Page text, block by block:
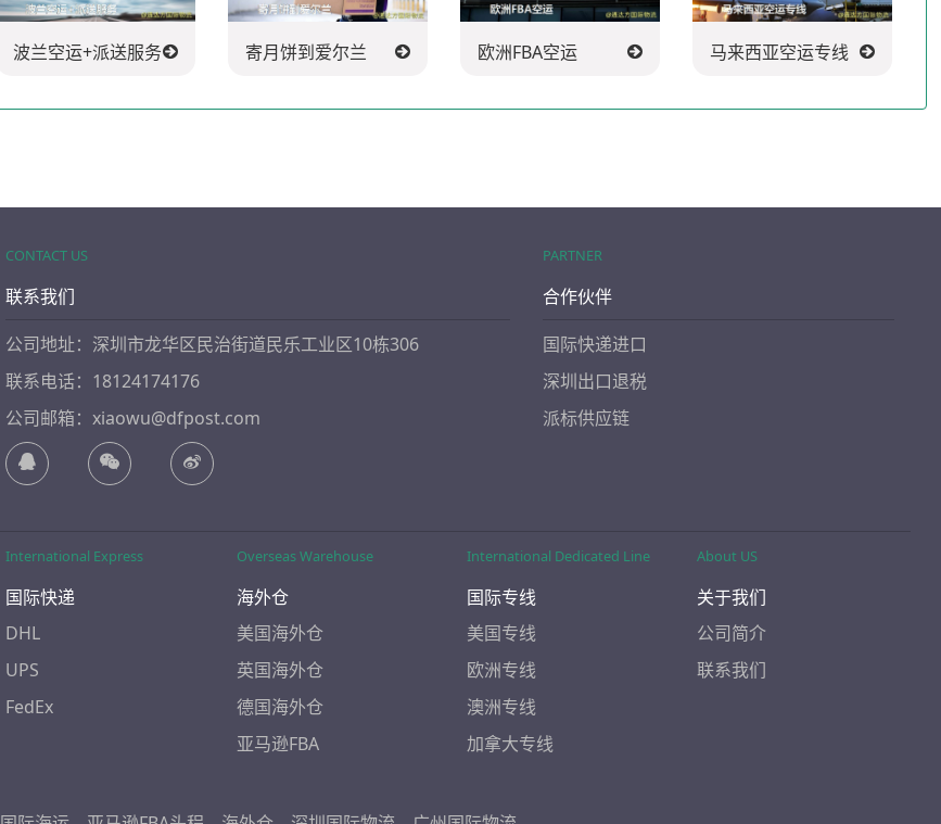
波兰空运+派送服务 寄月饼到爱尔兰 欧洲FBA空运 马来西亚空运专线
CONTACT US
联系我们
公司地址：深圳市龙华区民治街道民乐工业区10栋306
联系电话：18124174176
公司邮箱：xiaowu@dfpost.com
PARTNER
合作伙伴
国际快递进口
深圳出口退税
派标供应链
International Express
国际快递
DHL
UPS
FedEx
Overseas Warehouse
海外仓
美国海外仓
英国海外仓
德国海外仓
亚马逊FBA
International Dedicated Line
国际专线
美国专线
欧洲专线
澳洲专线
加拿大专线
About US
关于我们
公司简介
联系我们